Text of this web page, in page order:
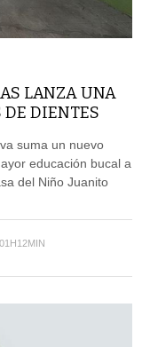
LANZA UNA
DE DIENTES
suma un nuevo
educación bucal a
del Niño Juanito